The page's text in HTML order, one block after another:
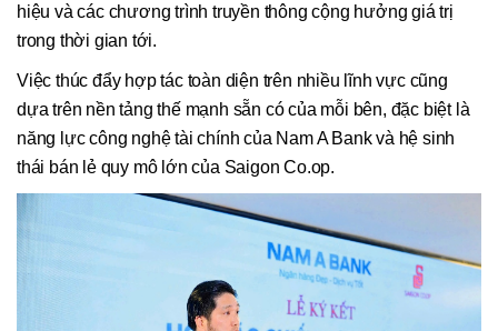
hiệu và các chương trình truyền thông cộng hưởng giá trị
trong thời gian tới.
Việc thúc đẩy hợp tác toàn diện trên nhiều lĩnh vực cũng
dựa trên nền tảng thế mạnh sẵn có của mỗi bên, đặc biệt là
năng lực công nghệ tài chính của Nam A Bank và hệ sinh
thái bán lẻ quy mô lớn của Saigon Co.op.